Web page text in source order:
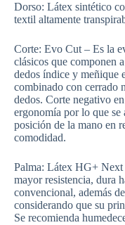
Dorso: Látex sintético
textil altamente
Corte: Evo Cut – Es la
clásicos que componen
dedos índice y meñique
combinado con cerrado
dedos. Corte negativo
ergonomía por lo que se
posición de la mano en
comodidad.
Palma: Látex HG+ Next
mayor resistencia, dura
convencional, además
considerando que su
Se recomienda